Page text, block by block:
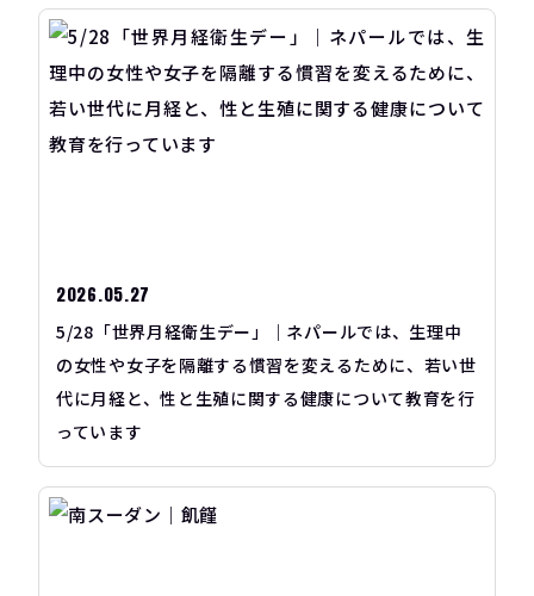
2026.05.27
5/28「世界月経衛生デー」｜ネパールでは、生理中
の女性や女子を隔離する慣習を変えるために、若い世
代に月経と、性と生殖に関する健康について教育を行
っています